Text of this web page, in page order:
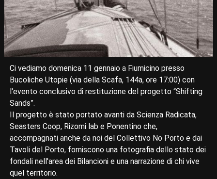
Ci vediamo domenica 11 gennaio a Fiumicino presso
Bucoliche Utopie (via della Scafa, 144a, ore 17:00) con
l'evento conclusivo di restituzione del progetto “Shifting
Sands”.
Il progetto è stato portato avanti da Scienza Radicata,
Seasters Coop, Rizomi lab e Ponentino che,
accompagnati anche da noi del Collettivo No Porto e dai
Tavoli del Porto, forniscono una fotografia dello stato dei
fondali nell'area dei Bilancioni e una narrazione di chi vive
quel territorio.